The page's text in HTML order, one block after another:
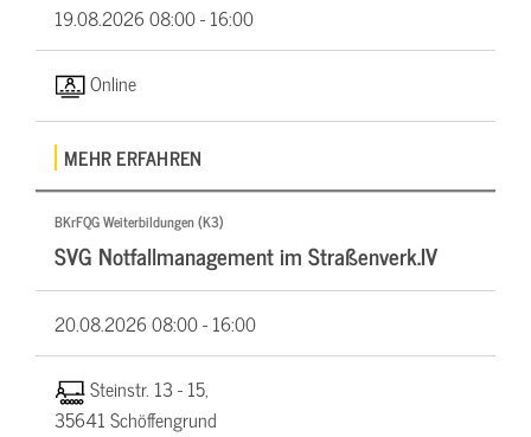
19.08.202608:00 - 16:00
Online
MEHR ERFAHREN
BKrFQG Weiterbildungen (K3)
SVG Notfallmanagement im Straßenverk.IV
20.08.202608:00 - 16:00
Steinstr. 13 - 15,
35641 Schöffengrund